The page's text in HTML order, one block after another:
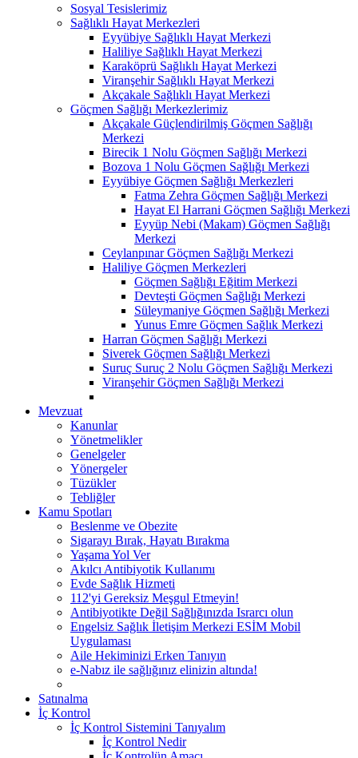
Sosyal Tesislerimiz
Sağlıklı Hayat Merkezleri
Eyyübiye Sağlıklı Hayat Merkezi
Haliliye Sağlıklı Hayat Merkezi
Karaköprü Sağlıklı Hayat Merkezi
Viranşehir Sağlıklı Hayat Merkezi
Akçakale Sağlıklı Hayat Merkezi
Göçmen Sağlığı Merkezlerimiz
Akçakale Güçlendirilmiş Göçmen Sağlığı
Merkezi
Birecik 1 Nolu Göçmen Sağlığı Merkezi
Bozova 1 Nolu Göçmen Sağlığı Merkezi
Eyyübiye Göçmen Sağlığı Merkezleri
Fatma Zehra Göçmen Sağlığı Merkezi
Hayat El Harrani Göçmen Sağlığı Merkezi
Eyyüp Nebi (Makam) Göçmen Sağlığı
Merkezi
Ceylanpınar Göçmen Sağlığı Merkezi
Haliliye Göçmen Merkezleri
Göçmen Sağlığı Eğitim Merkezi
Devteşti Göçmen Sağlığı Merkezi
Süleymaniye Göçmen Sağlığı Merkezi
Yunus Emre Göçmen Sağlık Merkezi
Harran Göçmen Sağlığı Merkezi
Siverek Göçmen Sağlığı Merkezi
Suruç Suruç 2 Nolu Göçmen Sağlığı Merkezi
Viranşehir Göçmen Sağlığı Merkezi
Mevzuat
Kanunlar
Yönetmelikler
Genelgeler
Yönergeler
Tüzükler
Tebliğler
Kamu Spotları
Beslenme ve Obezite
Sigarayı Bırak, Hayatı Bırakma
Yaşama Yol Ver
Akılcı Antibiyotik Kullanımı
Evde Sağlık Hizmeti
112'yi Gereksiz Meşgul Etmeyin!
Antibiyotikte Değil Sağlığınızda Israrcı olun
Engelsiz Sağlık İletişim Merkezi ESİM Mobil
Uygulaması
Aile Hekiminizi Erken Tanıyın
e-Nabız ile sağlığınız elinizin altında!
Satınalma
İç Kontrol
İç Kontrol Sistemini Tanıyalım
İç Kontrol Nedir